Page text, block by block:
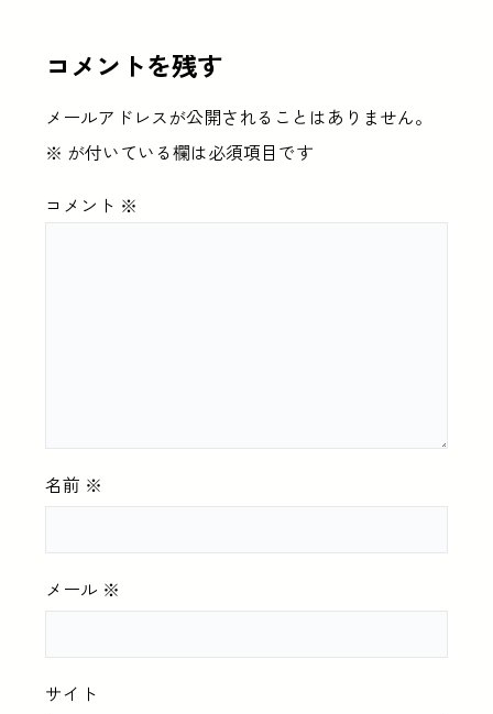
コメントを残す
メールアドレスが公開されることはありません。
※ が付いている欄は必須項目です
コメント ※
名前 ※
メール ※
サイト